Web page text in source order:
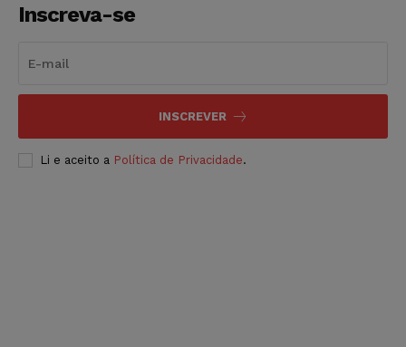
Inscreva-se
INSCREVER
Li e aceito a Política de Privacidade.